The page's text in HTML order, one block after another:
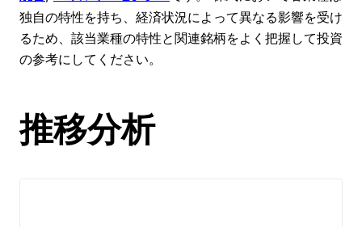
独自の特性を持ち、経済状況によって異なる影響を受け
るため、該当業種の特性と関連銘柄をよく把握して投資
の参考にしてください。
推移分析